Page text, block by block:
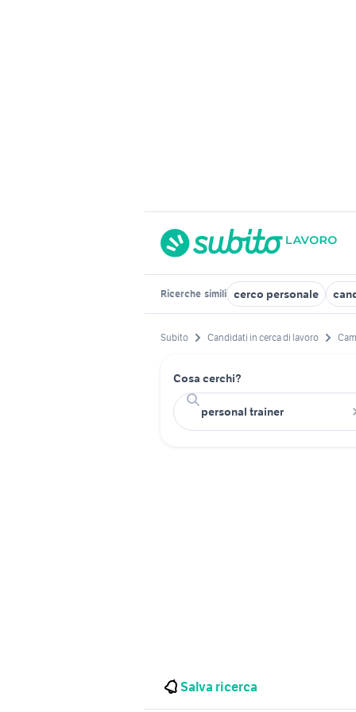
Ricerche simili cerco personale
Subito Candidati in cerca di lavoro
Cosa cerchi?
Salva ricerca